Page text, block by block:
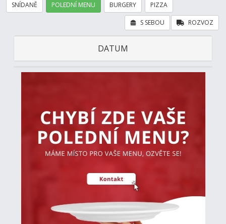
SNÍDANĚ POLEDNÍ MENU BURGERY PIZZA
ROZVOZ
S SEBOU
DATUM